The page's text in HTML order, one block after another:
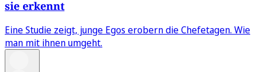
sie erkennt
Eine Studie zeigt, junge Egos erobern die Chefetagen. Wie
man mit ihnen umgeht.